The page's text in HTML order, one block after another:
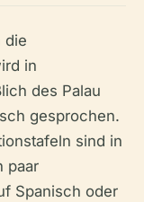
die
in
des Palau
gesprochen.
sind in
paar
Spanisch oder